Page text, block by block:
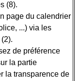
(8).
page du calendrier
...) via les
de préférence
la partie
la transparence de